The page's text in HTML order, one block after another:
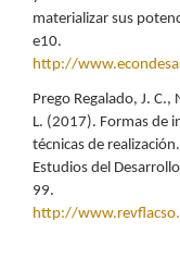
materializar sus
e10.
http://
Prego Regalado, J.
L. (2017). Formas de
técnicas de
Estudios del
99.
http://